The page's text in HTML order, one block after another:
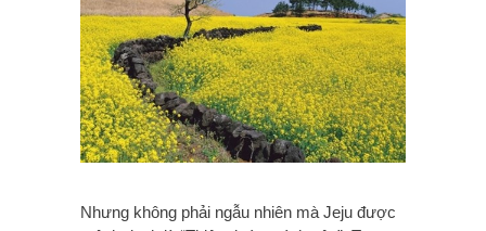
Nhưng không phải ngẫu nhiên mà Jeju được